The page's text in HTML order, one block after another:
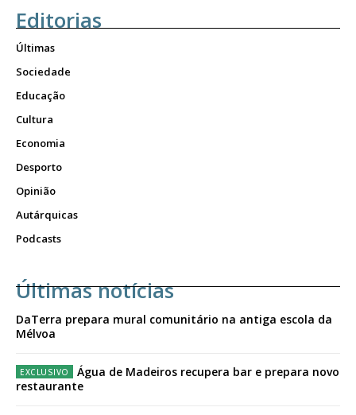
Editorias
Últimas
Sociedade
Educação
Cultura
Economia
Desporto
Opinião
Autárquicas
Podcasts
Últimas notícias
DaTerra prepara mural comunitário na antiga escola da
Mélvoa
Água de Madeiros recupera bar e prepara novo
restaurante